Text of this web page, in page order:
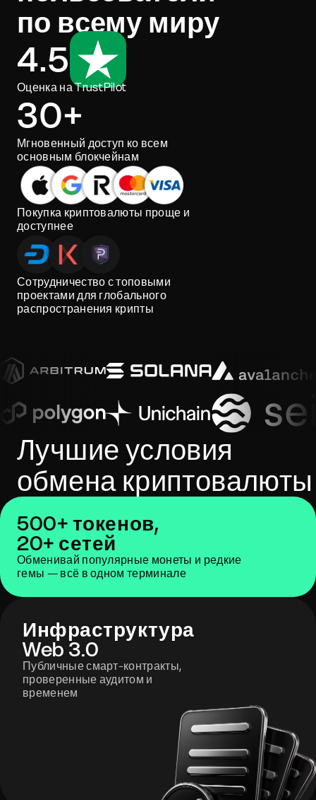
по всему миру
4.5
Оценка на TrustPilot
30+
Мгновенный доступ ко всем
основным блокчейнам
Покупка криптовалюты проще и
доступнее
Сотрудничество с топовыми
проектами для глобального
распространения крипты
Лучшие условия
обмена криптовалюты
500+ токенов,
20+ сетей
Обменивай популярные монеты и редкие
гемы — всё в одном терминале
Инфраструктура
Web 3.0
Публичные смарт-контракты,
проверенные аудитом и
временем